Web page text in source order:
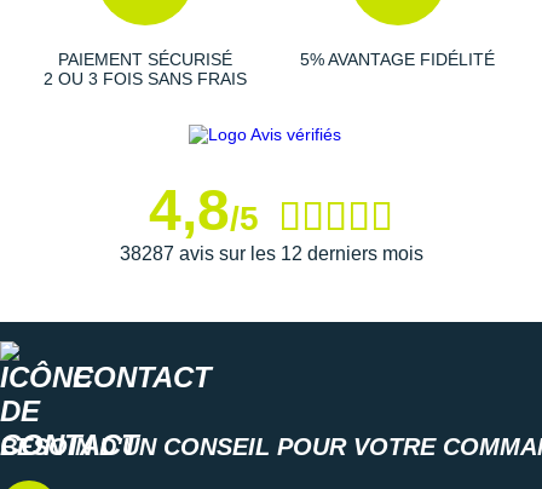
PAIEMENT SÉCURISÉ
2 OU 3 FOIS SANS FRAIS
5% AVANTAGE FIDÉLITÉ
4,8/5
38287 avis sur les 12 derniers mois
CONTACT
BESOIN D'UN CONSEIL POUR VOTRE